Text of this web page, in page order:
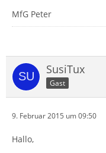
MfG Peter
SusiTux
Gast
9. Februar 2015 um 09:50
Hallo,